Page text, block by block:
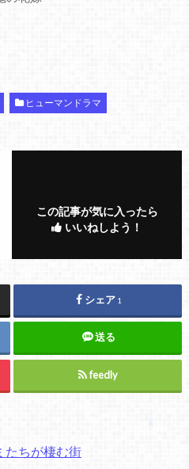
ヒューマンドラマ
この記事が気に入ったら
いいねしよう！
シェア 1
送る
feedly